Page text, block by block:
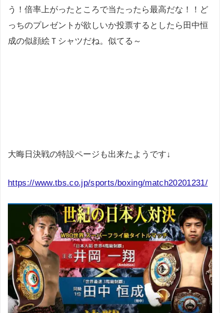
う！倍率上がったところで当たったら最高だな！！ど
っちのプレゼントが欲しいか投票するとしたら田中恒
成の似顔絵Ｔシャツだね。似てる～
大晦日決戦の特設ページも出来たようです↓
https://www.tbs.co.jp/sports/boxing/match20201231/